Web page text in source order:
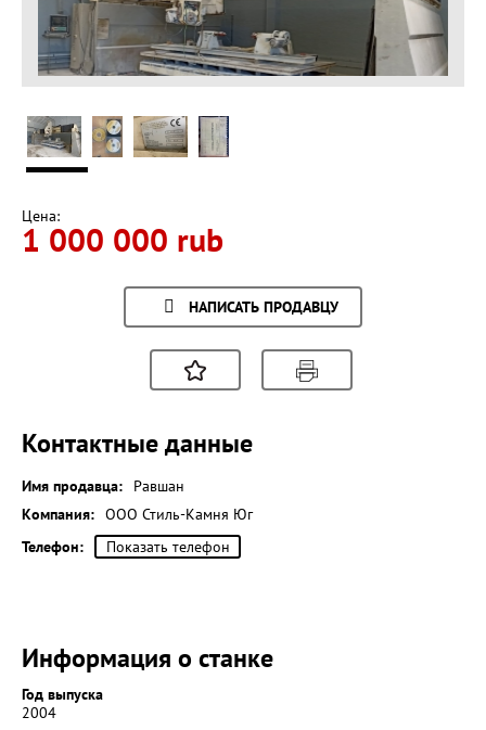
Цена:
1 000 000 rub
НАПИСАТЬ ПРОДАВЦУ
Контактные данные
Имя продавца:
Равшан
Компания: ООО Стиль-Камня Юг
Телефон:
Показать телефон
Информация о станке
Год выпуска
2004